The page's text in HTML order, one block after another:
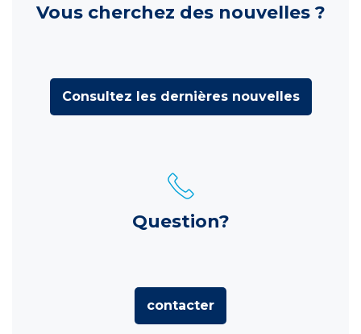
Vous cherchez des nouvelles ?
Consultez les dernières nouvelles
Question?
contacter